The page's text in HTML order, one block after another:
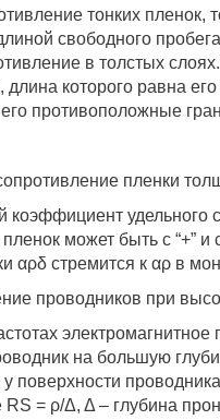
тонких пленок,
свободного
в толстых
длина которого равна
противоположные
пленки
коэффициент удельного
может быть с “+” и
αρδ стремится к αρ в
проводников при
электромагнитное
на большую
поверхности
= ρ/Δ, Δ – глубина